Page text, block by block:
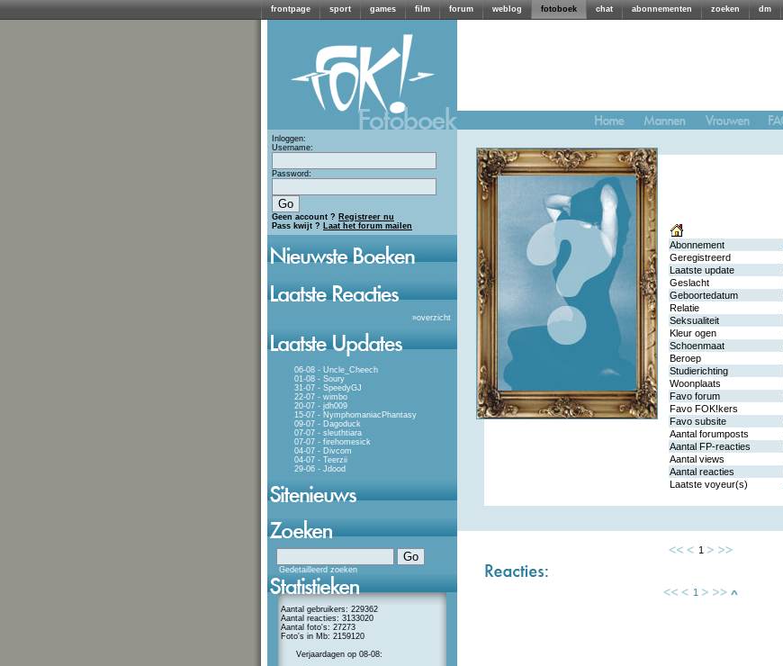
frontpage sport games film forum weblog fotoboek chat abonnementen zoeken dm
Inloggen:
Username:
Password:
Geen account ? Registreer nu
Pass kwijt ? Laat het forum mailen
»overzicht
06-08 - Uncle_Cheech
01-08 - Soury
31-07 - SpeedyGJ
22-07 - wimbo
20-07 - jdh009
15-07 - NymphomaniacPhantasy
09-07 - Dagoduck
07-07 - sleuthtiara
07-07 - firehomesick
04-07 - Divcom
04-07 - Teerzii
29-06 - Jdood
Gedetailleerd zoeken
Aantal gebruikers: 229362
Aantal reacties: 3133020
Aantal foto's: 27273
Foto's in Mb: 2159120
Verjaardagen op 08-08:
Abonnement
Geregistreerd
Laatste update
Geslacht
Geboortedatum
Relatie
Seksualiteit
Kleur ogen
Schoenmaat
Beroep
Studierichting
Woonplaats
Favo forum
Favo FOK!kers
Favo subsite
Aantal forumposts
Aantal FP-reacties
Aantal views
Aantal reacties
Laatste voyeur(s)
1
1